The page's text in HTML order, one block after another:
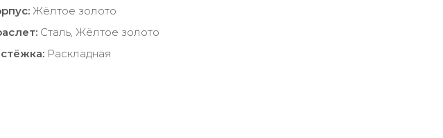
Жёлтое золото
Сталь, Жёлтое золото
Раскладная